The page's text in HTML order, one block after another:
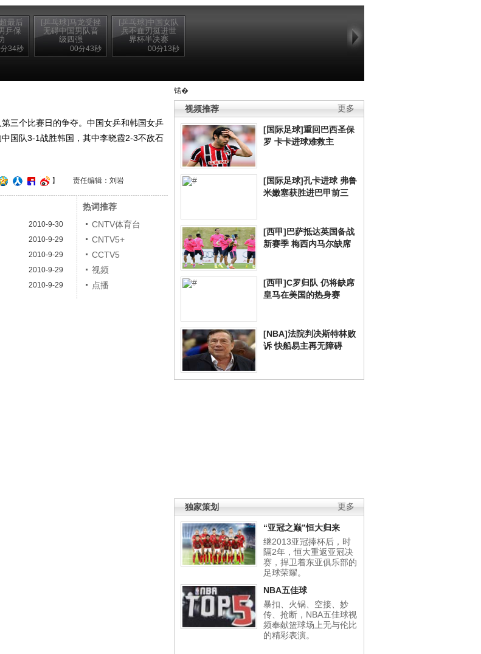
最后
乒保
34秒
[乒乓球]马龙受挫
无碍中国男队晋
级四强
00分43秒
[乒乓球]中国女队
兵不血刃挺进世
界杯半决赛
00分13秒
锘�
更多
视频推荐
[国际足球]重回巴西圣保
罗 卡卡进球难救主
[国际足球]孔卡进球 弗鲁
米嫩塞获胜进巴甲前三
[西甲]巴萨抵达英国备战
新赛季 梅西内马尔缺席
[西甲]C罗归队 仍将缺席
皇马在美国的热身赛
[NBA]法院判决斯特林败
诉 快船易主再无障碍
更多
独家策划
“亚冠之巅”恒大归来
继2013亚冠捧杯后，时
隔2年，恒大重返亚冠决
赛，捍卫着东亚俱乐部的
足球荣耀。
NBA五佳球
暴扣、火锅、空接、妙
传、抢断，NBA五佳球视
频奉献篮球场上无与伦比
的精彩表演。
三个比赛日的争夺。中国女乒和韩国女乒
国队3-1战胜韩国，其中李晓霞2-3不敌石
】 责任编辑：刘岩
2010-9-30
2010-9-29
2010-9-29
2010-9-29
2010-9-29
热词推荐
CNTV体育台
CNTV5+
CCTV5
视频
点播